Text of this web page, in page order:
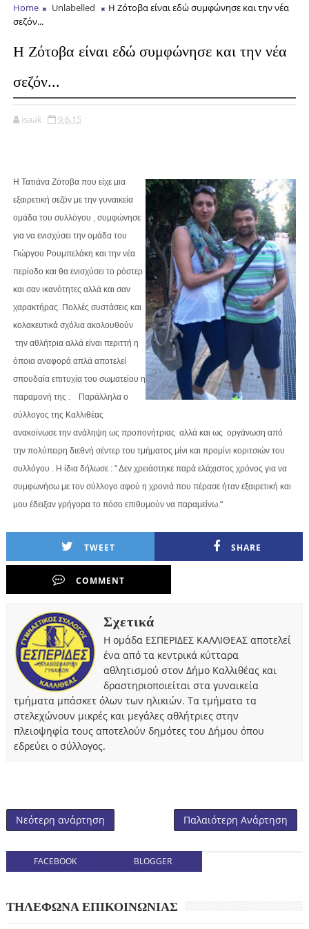
Home Unlabelled
Η Ζότοβα είναι εδώ συμφώνησε και την νέα
σεζόν...
Η Ζότοβα είναι εδώ συμφώνησε και την νέα
σεζόν...
isaak 9.6.15
Η Τατιάνα Ζότοβα που είχε μια
εξαιρετική σεζόν με την γυναικεία
ομάδα του συλλόγου , συμφώνησε
για να ενισχύσει την ομάδα του
Γιώργου Ρουμπελάκη και την νέα
περίοδο και θα ενισχύσει το ρόστερ
και σαν ικανότητες αλλά και σαν
χαρακτήρας. Πολλές συστάσεις και
κολακευτικά σχόλια ακολουθούν
την αθλήτρια αλλά είναι περιττή η
όποια αναφορά απλά αποτελεί
σπουδαία επιτυχία του σωματείου η
παραμονή της . Παράλληλα ο
σύλλογος της Καλλιθέας
ανακοίνωσε την ανάληψη ως προπονήτριας αλλά και ως οργάνωση από
την πολύπειρη διεθνή σέντερ του τμήματος μίνι και προμίνι κοριτσιών του
συλλόγου . Η ίδια δήλωσε : " Δεν χρειάστηκε παρά ελάχιστος χρόνος για να
συμφωνήσω με τον σύλλογο αφού η χρονιά που πέρασε ήταν εξαιρετική και
μου έδειξαν γρήγορα το πόσο επιθυμούν να παραμείνω."
TWEET SHARE
COMMENT
Σχετικά
Η ομάδα ΕΣΠΕΡΙΔΕΣ ΚΑΛΛΙΘΕΑΣ αποτελεί
ένα από τα κεντρικά κύτταρα
αθλητισμού στον Δήμο Καλλιθέας και
δραστηριοποιείται στα γυναικεία
τμήματα μπάσκετ όλων των ηλικιών. Τα τμήματα τα
στελεχώνουν μικρές και μεγάλες αθλήτριες στην
πλειοψηφία τους αποτελούν δημότες του Δήμου όπου
εδρεύει ο σύλλογος.
Νεότερη ανάρτηση Παλαιότερη Ανάρτηση
FACEBOOK BLOGGER
ΤΗΛΕΦΩΝΑ ΕΠΙΚΟΙΝΩΝΙΑΣ